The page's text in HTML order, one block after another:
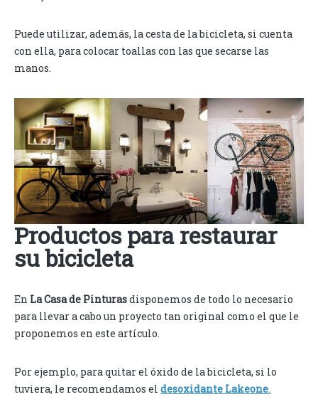
Puede utilizar, además, la cesta de la bicicleta, si cuenta
con ella, para colocar toallas con las que secarse las
manos.
Productos para restaurar
su bicicleta
En La Casa de Pinturasdisponemos de todo lo necesario
para llevar a cabo un proyecto tan original como el que le
proponemos en este artículo.
Por ejemplo, para quitar el óxido de la bicicleta, si lo
tuviera, le recomendamos el desoxidante Lakeone.